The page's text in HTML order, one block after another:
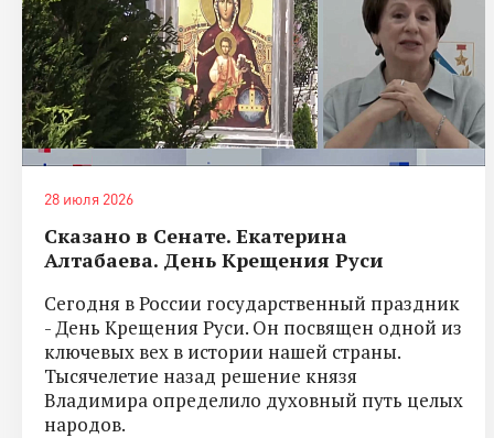
28 июля 2026
Сказано в Сенате. Екатерина
Алтабаева. День Крещения Руси
Сегодня в России государственный праздник
- День Крещения Руси. Он посвящен одной из
ключевых вех в истории нашей страны.
Тысячелетие назад решение князя
Владимира определило духовный путь целых
народов.